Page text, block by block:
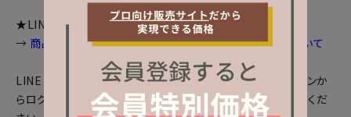
★LINEログインをご利用のお客様へお知らせ
→ 商品画面等で個数選択等が出来ない場合の対処法について
LINEとの会員連携がお済みの方は、「LINEでログイン」ボタンか
らログインしてください。まだの方は、 LINEと会員連携
をしてくだ